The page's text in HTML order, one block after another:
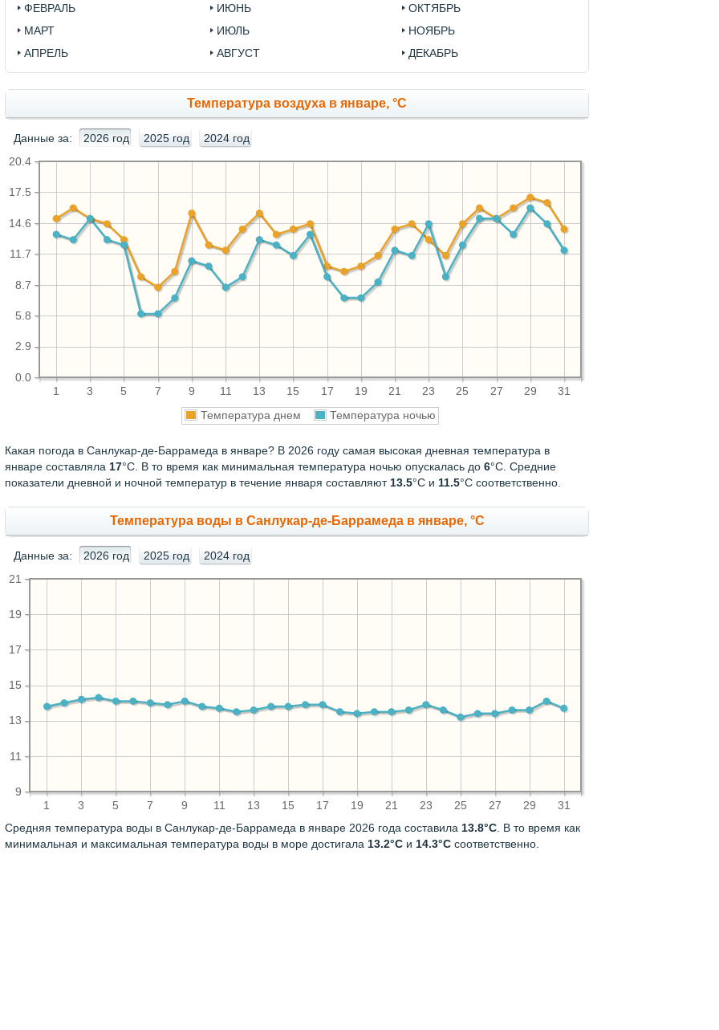
ФЕВРАЛЬ
МАРТ
АПРЕЛЬ
ИЮНЬ
ИЮЛЬ
АВГУСТ
ОКТЯБРЬ
НОЯБРЬ
ДЕКАБРЬ
Температура воздуха в январе, °C
Данные за: 2026 год 2025 год 2024 год
1 3 5 7 9 11 13 15 17 19 21 23 25 27 29 31
0.0
2.9
5.8
8.7
11.7
14.6
17.5
20.4
Температура днем Температура ночью
Какая погода в Санлукар-де-Баррамеда в январе? В 2026 году самая высокая дневная температура в
январе составляла 17°С. В то время как минимальная температура ночью опускалась до 6°C. Средние
показатели дневной и ночной температур в течение января составляют13.5°С и 11.5°С соответственно.
Температура воды в Санлукар-де-Баррамеда в январе, °C
Данные за: 2026 год 2025 год 2024 год
1 3 5 7 9 11 13 15 17 19 21 23 25 27 29 31
9
11
13
15
17
19
21
Средняя температура воды в Санлукар-де-Баррамеда в январе 2026 года составила 13.8°C. В то время как
минимальная и максимальная температура воды в море достигала 13.2°C и 14.3°C соответственно.